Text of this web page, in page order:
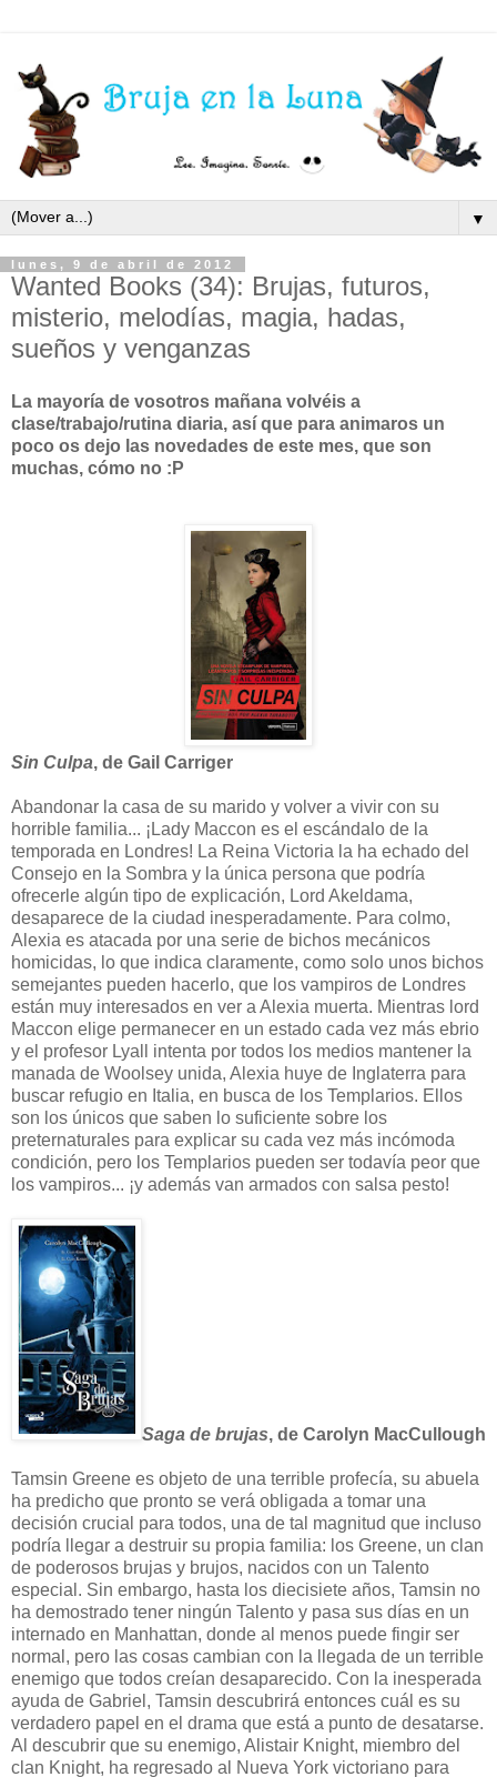
▼
lunes, 9 de abril de 2012
Wanted Books (34): Brujas, futuros,
misterio, melodías, magia, hadas,
sueños y venganzas
La mayoría de vosotros mañana volvéis a
clase/trabajo/rutina diaria, así que para animaros un
poco os dejo las novedades de este mes, que son
muchas, cómo no :P
Sin Culpa, de Gail Carriger
Abandonar la casa de su marido y volver a vivir con su
horrible familia... ¡Lady Maccon es el escándalo de la
temporada en Londres! La Reina Victoria la ha echado del
Consejo en la Sombra y la única persona que podría
ofrecerle algún tipo de explicación, Lord Akeldama,
desaparece de la ciudad inesperadamente. Para colmo,
Alexia es atacada por una serie de bichos mecánicos
homicidas, lo que indica claramente, como solo unos bichos
semejantes pueden hacerlo, que los vampiros de Londres
están muy interesados en ver a Alexia muerta. Mientras lord
Maccon elige permanecer en un estado cada vez más ebrio
y el profesor Lyall intenta por todos los medios mantener la
manada de Woolsey unida, Alexia huye de Inglaterra para
buscar refugio en Italia, en busca de los Templarios. Ellos
son los únicos que saben lo suficiente sobre los
preternaturales para explicar su cada vez más incómoda
condición, pero los Templarios pueden ser todavía peor que
los vampiros... ¡y además van armados con salsa pesto!
Saga de brujas, de Carolyn MacCullough
Tamsin Greene es objeto de una terrible profecía, su abuela
ha predicho que pronto se verá obligada a tomar una
decisión crucial para todos, una de tal magnitud que incluso
podría llegar a destruir su propia familia: los Greene, un clan
de poderosos brujas y brujos, nacidos con un Talento
especial. Sin embargo, hasta los diecisiete años, Tamsin no
ha demostrado tener ningún Talento y pasa sus días en un
internado en Manhattan, donde al menos puede fingir ser
normal, pero las cosas cambian con la llegada de un terrible
enemigo que todos creían desaparecido. Con la inesperada
ayuda de Gabriel, Tamsin descubrirá entonces cuál es su
verdadero papel en el drama que está a punto de desatarse.
Al descubrir que su enemigo, Alistair Knight, miembro del
clan Knight, ha regresado al Nueva York victoriano para